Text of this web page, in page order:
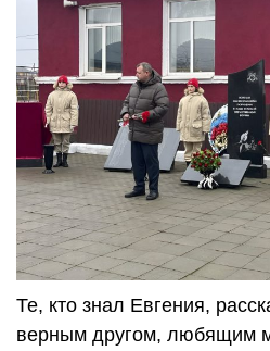
Те, кто знал Евгения,
верным другом, любящим